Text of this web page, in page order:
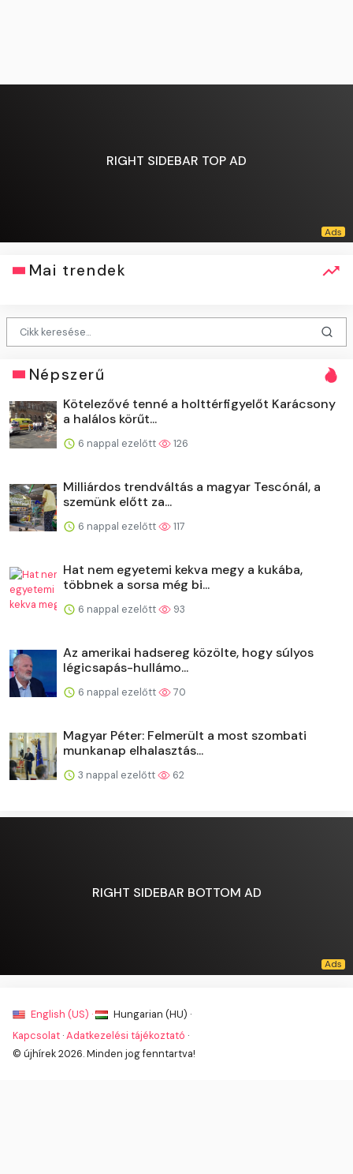
RIGHT SIDEBAR TOP AD
Mai trendek
Népszerű
Kötelezővé tenné a holttérfigyelőt Karácsony
a halálos körűt...
6 nappal ezelőtt 126
Milliárdos trendváltás a magyar Tescónál, a
szemünk előtt za...
6 nappal ezelőtt 117
Hat nem egyetemi kekva megy a kukába,
többnek a sorsa még bi...
6 nappal ezelőtt 93
Az amerikai hadsereg közölte, hogy súlyos
légicsapás-hullámo...
6 nappal ezelőtt 70
Magyar Péter: Felmerült a most szombati
munkanap elhalasztás...
3 nappal ezelőtt 62
RIGHT SIDEBAR BOTTOM AD
English (US) ·
Hungarian (HU) ·
Kapcsolat ·Adatkezelési tájékoztató ·
© újhírek 2026. Minden jog fenntartva!